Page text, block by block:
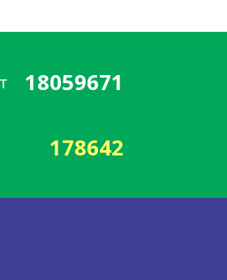
18059671
178642